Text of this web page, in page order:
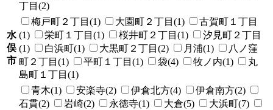
丁目(2)
水
俣
市
梅戸町２丁目(1) 大園町２丁目(1)
古賀町１丁目
(1)
栄町１丁目(1) 桜井町２丁目(1)
汐見町２丁目
(1)
白浜町(1) 大黒町２丁目(2) 月浦(1)
八ノ窪
町２丁目(1)
平町１丁目(1) 袋(4) 牧ノ内(1)
丸
島町１丁目(1)
青木(1) 安楽寺(2) 伊倉北方(4)
伊倉南方(2)
石貫(2)
岩崎(2) 永徳寺(1) 大倉(5)
大浜町(7)